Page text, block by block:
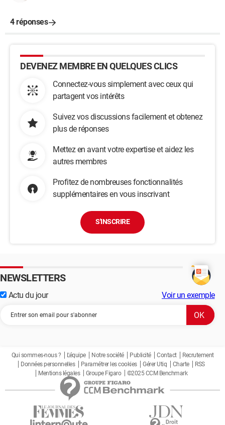
4 réponses
DEVENEZ MEMBRE EN QUELQUES CLICS
Connectez-vous simplement avec ceux qui
partagent vos intérêts
Suivez vos discussions facilement et obtenez
plus de réponses
Mettez en avant votre expertise et aidez les
autres membres
Profitez de nombreuses fonctionnalités
supplémentaires en vous inscrivant
S'INSCRIRE
NEWSLETTERS
Actu du jour Voir un exemple
Qui sommes-nous ? L'équipe Notre société Publicité Contact
Recrutement
Données personnelles
Paramétrer les cookies Gérer Utiq Charte
RSS
Mentions légales
Groupe Figaro ©2025 CCM Benchmark